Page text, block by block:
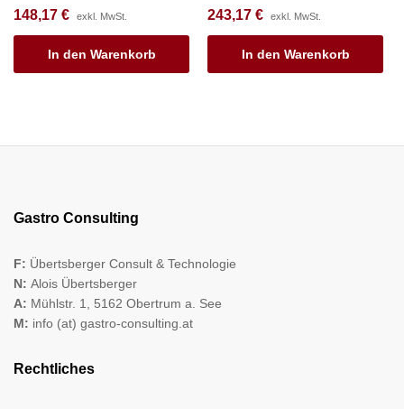
148,17 € exkl. MwSt.
In den Warenkorb
243,17 € exkl. MwSt.
In den Warenkorb
Gastro Consulting
F: Übertsberger Consult & Technologie
N: Alois Übertsberger
A: Mühlstr. 1, 5162 Obertrum a. See
M: info (at) gastro-consulting.at
Rechtliches